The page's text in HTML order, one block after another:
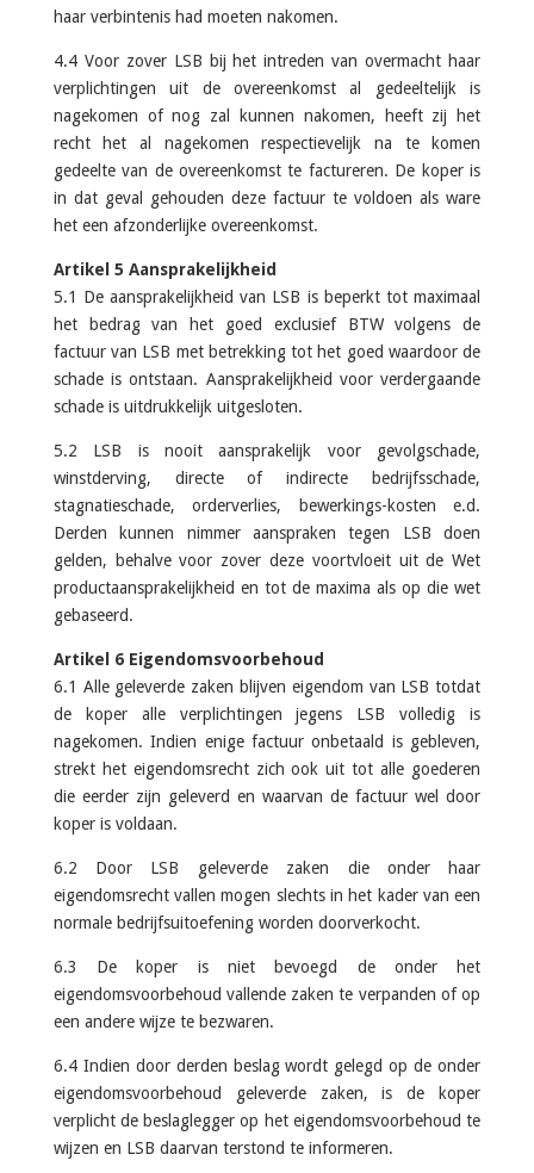
haar verbintenis had moeten nakomen.
4.4 Voor zover LSB bij het intreden van overmacht haar
verplichtingen uit de overeenkomst al gedeeltelijk is
nagekomen of nog zal kunnen nakomen, heeft zij het
recht het al nagekomen respectievelijk na te komen
gedeelte van de overeenkomst te factureren. De koper is
in dat geval gehouden deze factuur te voldoen als ware
het een afzonderlijke overeenkomst.
Artikel 5 Aansprakelijkheid
5.1 De aansprakelijkheid van LSB is beperkt tot maximaal
het bedrag van het goed exclusief BTW volgens de
factuur van LSB met betrekking tot het goed waardoor de
schade is ontstaan. Aansprakelijkheid voor verdergaande
schade is uitdrukkelijk uitgesloten.
5.2 LSB is nooit aansprakelijk voor gevolgschade,
winstderving, directe of indirecte bedrijfsschade,
stagnatieschade, orderverlies, bewerkings-kosten e.d.
Derden kunnen nimmer aanspraken tegen LSB doen
gelden, behalve voor zover deze voortvloeit uit de Wet
productaansprakelijkheid en tot de maxima als op die wet
gebaseerd.
Artikel 6 Eigendomsvoorbehoud
6.1 Alle geleverde zaken blijven eigendom van LSB totdat
de koper alle verplichtingen jegens LSB volledig is
nagekomen. Indien enige factuur onbetaald is gebleven,
strekt het eigendomsrecht zich ook uit tot alle goederen
die eerder zijn geleverd en waarvan de factuur wel door
koper is voldaan.
6.2 Door LSB geleverde zaken die onder haar
eigendomsrecht vallen mogen slechts in het kader van een
normale bedrijfsuitoefening worden doorverkocht.
6.3 De koper is niet bevoegd de onder het
eigendomsvoorbehoud vallende zaken te verpanden of op
een andere wijze te bezwaren.
6.4 Indien door derden beslag wordt gelegd op de onder
eigendomsvoorbehoud geleverde zaken, is de koper
verplicht de beslaglegger op het eigendomsvoorbehoud te
wijzen en LSB daarvan terstond te informeren.